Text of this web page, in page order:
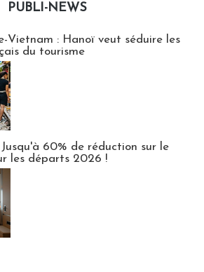
PUBLI-NEWS
Vietnam : Hanoï veut séduire les
du tourisme
60% de réduction sur le
les départs 2026 !